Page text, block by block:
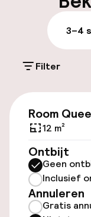
Laat
Parkeren &
(buiten)
Gratis
(binnen)
3–4
Filter
Room
12 m²
Ontbijt
Geen
Inclusief
Annuleren
Gratis